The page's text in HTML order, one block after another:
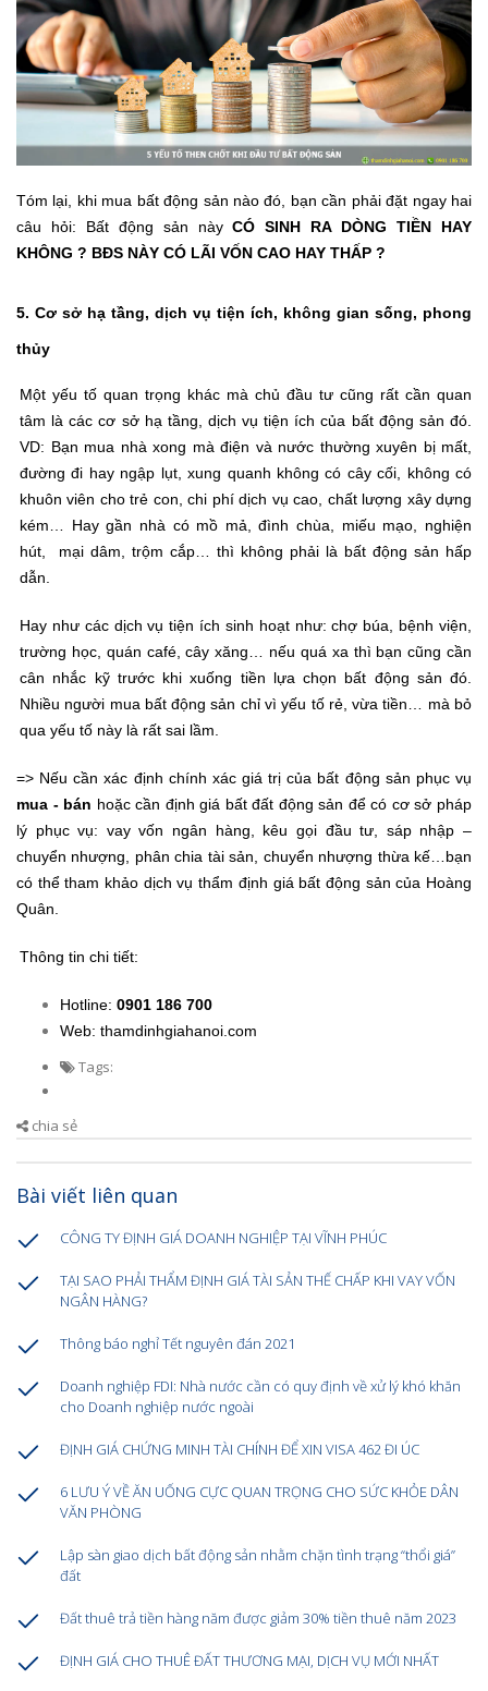
Tóm lại, khi mua bất động sản nào đó, bạn cần phải đặt ngay hai
câu hỏi: Bất động sản nàyCÓ SINH RA DÒNG TIỀN HAY
KHÔNG ? BĐS NÀY CÓ LÃI VỐN CAO HAY THẤP ?
5. Cơ sở hạ tầng, dịch vụ tiện ích, không gian sống, phong
thủy
Một yếu tố quan trọng khác mà chủ đầu tư cũng rất cần quan
tâm là các cơ sở hạ tầng, dịch vụ tiện ích của bất động sản đó.
VD: Bạn mua nhà xong mà điện và nước thường xuyên bị mất,
đường đi hay ngập lụt, xung quanh không có cây cối, không có
khuôn viên cho trẻ con, chi phí dịch vụ cao, chất lượng xây dựng
kém… Hay gần nhà có mồ mả, đình chùa, miếu mạo, nghiện
hút, mại dâm, trộm cắp… thì không phải là bất động sản hấp
dẫn.
Hay như các dịch vụ tiện ích sinh hoạt như: chợ búa, bệnh viện,
trường học, quán café, cây xăng… nếu quá xa thì bạn cũng cần
cân nhắc kỹ trước khi xuống tiền lựa chọn bất động sản đó.
Nhiều người mua bất động sản chỉ vì yếu tố rẻ, vừa tiền… mà bỏ
qua yếu tố này là rất sai lầm.
=> Nếu cần xác định chính xác giá trị của bất động sản phục vụ
mua - bán hoặc cần định giá bất đất động sản để có cơ sở pháp
lý phục vụ: vay vốn ngân hàng, kêu gọi đầu tư, sáp nhập –
chuyển nhượng, phân chia tài sản, chuyển nhượng thừa kế…bạn
có thể tham khảo dịch vụ thẩm định giá bất động sản của Hoàng
Quân.
Thông tin chi tiết:
Hotline: 0901 186 700
Web: thamdinhgiahanoi.com
Tags:
chia sẻ
Bài viết liên quan
CÔNG TY ĐỊNH GIÁ DOANH NGHIỆP TẠI VĨNH PHÚC
TẠI SAO PHẢI THẨM ĐỊNH GIÁ TÀI SẢN THẾ CHẤP KHI VAY VỐN
NGÂN HÀNG?
Thông báo nghỉ Tết nguyên đán 2021
Doanh nghiệp FDI: Nhà nước cần có quy định về xử lý khó khăn
cho Doanh nghiệp nước ngoài
ĐỊNH GIÁ CHỨNG MINH TÀI CHÍNH ĐỂ XIN VISA 462 ĐI ÚC
6 LƯU Ý VỀ ĂN UỐNG CỰC QUAN TRỌNG CHO SỨC KHỎE DÂN
VĂN PHÒNG
Lập sàn giao dịch bất động sản nhằm chặn tình trạng “thổi giá”
đất
Đất thuê trả tiền hàng năm được giảm 30% tiền thuê năm 2023
ĐỊNH GIÁ CHO THUÊ ĐẤT THƯƠNG MẠI, DỊCH VỤ MỚI NHẤT